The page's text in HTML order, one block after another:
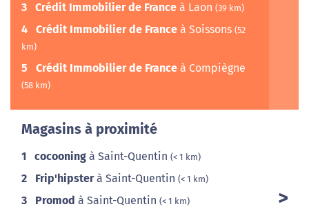
3 Crédit Immobilier de France à Laon (39 km)
4 Crédit Immobilier de France à Soissons (52
km)
5 Crédit Immobilier de France à Compiègne
(58 km)
Magasins à proximité
1 cocooning à Saint-Quentin (< 1 km)
2 Frip'hipsterà Saint-Quentin (< 1 km)
3 Promod à Saint-Quentin (< 1 km)